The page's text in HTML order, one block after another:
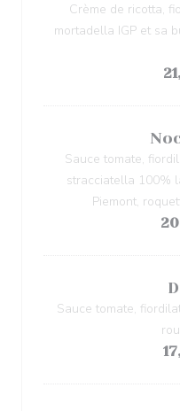
Crème de ricotta,
mortadella IGP et sa
Sauce tomate,
stracciatella 100%
Piemont,
Sauce tomate,